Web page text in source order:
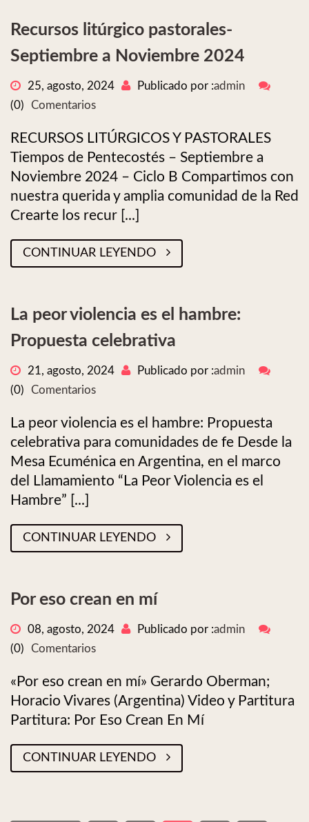
Recursos litúrgico pastorales-
Septiembre a Noviembre 2024
25, agosto, 2024 Publicado por :admin
(0)
Comentarios
RECURSOS LITÚRGICOS Y PASTORALES
Tiempos de Pentecostés – Septiembre a
Noviembre 2024 – Ciclo B Compartimos con
nuestra querida y amplia comunidad de la Red
Crearte los recur [...]
CONTINUAR LEYENDO
La peor violencia es el hambre:
Propuesta celebrativa
21, agosto, 2024 Publicado por :admin
(0)
Comentarios
La peor violencia es el hambre: Propuesta
celebrativa para comunidades de fe Desde la
Mesa Ecuménica en Argentina, en el marco
del Llamamiento “La Peor Violencia es el
Hambre” [...]
CONTINUAR LEYENDO
Por eso crean en mí
08, agosto, 2024 Publicado por :admin
(0)
Comentarios
«Por eso crean en mí» Gerardo Oberman;
Horacio Vivares (Argentina) Video y Partitura
Partitura: Por Eso Crean En Mí
CONTINUAR LEYENDO